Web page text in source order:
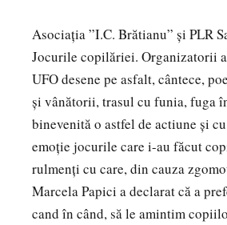
Asociația ”I.C. Brătianu” și PLR
Jocurile copilăriei. Organizatorii
UFO desene pe asfalt, cântece,
și vânătorii, trasul cu funia, fuga
binevenită o astfel de actiune și
emoție jocurile care i-au făcut
rulmenți cu care, din cauza
Marcela Papici a declarat că a
cand în când, să le amintim